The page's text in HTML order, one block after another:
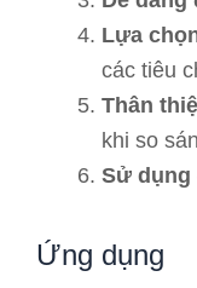
Lựa
các tiêu
Thân
khi so
Sử dụng
Ứng dụng